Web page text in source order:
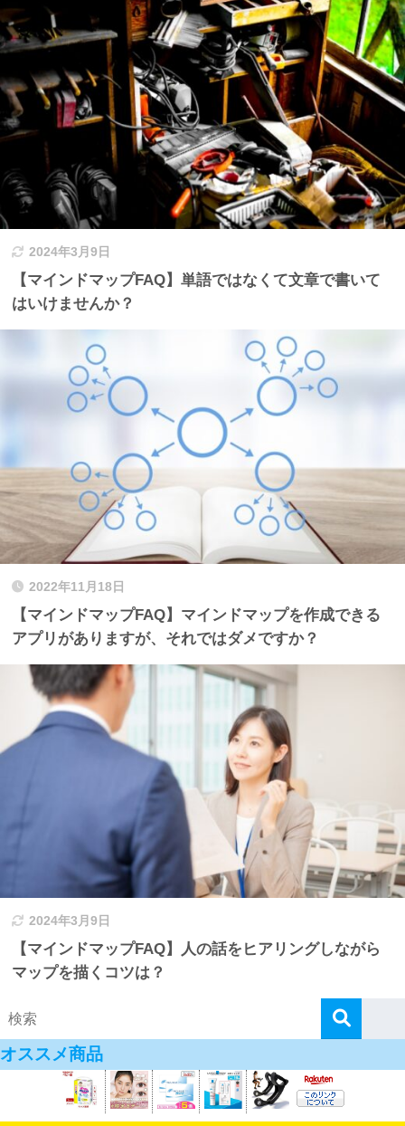
2024年3月9日
【マインドマップFAQ】単語ではなくて文章で書いて
はいけませんか？
2022年11月18日
【マインドマップFAQ】マインドマップを作成できる
アプリがありますが、それではダメですか？
2024年3月9日
【マインドマップFAQ】人の話をヒアリングしながら
マップを描くコツは？
オススメ商品